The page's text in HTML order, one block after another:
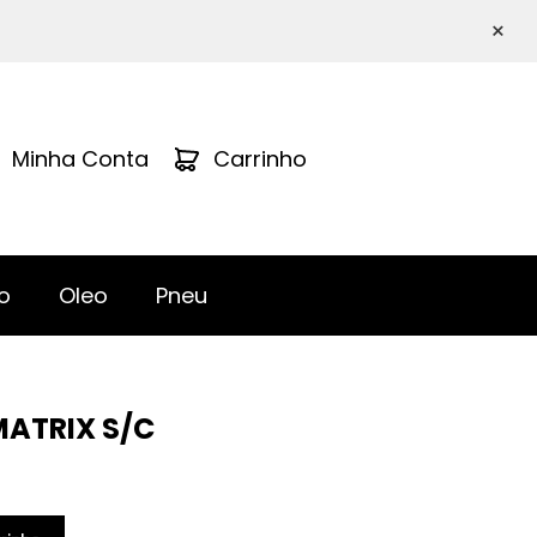
×
Minha Conta Carrinho
Oleo Pneu
S/C